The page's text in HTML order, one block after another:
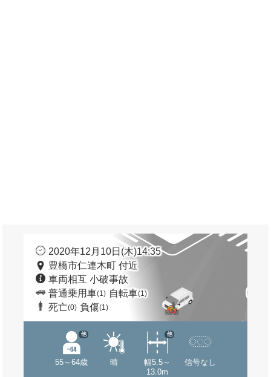
2020年12月10日(木)14:35
豊橋市仁連木町 付近
車両相互 小破事故
普通乗用車(1) 自転車(1)
死亡(0) 負傷(1)
55～64歳
他
晴
幅5.5～
13.0m
他
信号なし